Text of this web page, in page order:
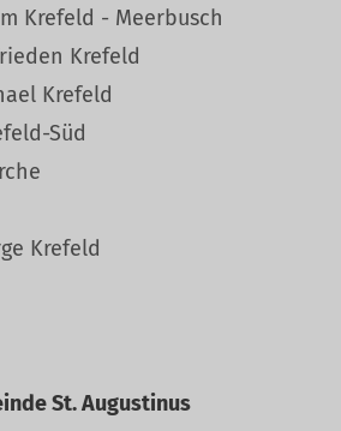
Krefeld - Meerbusch
Krefeld
Krefeld
Süd
Krefeld
St. Augustinus